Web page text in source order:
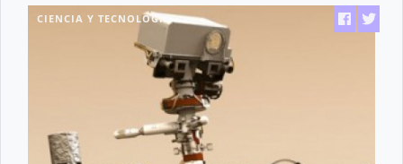
CIENCIA Y TECNOLOGIA